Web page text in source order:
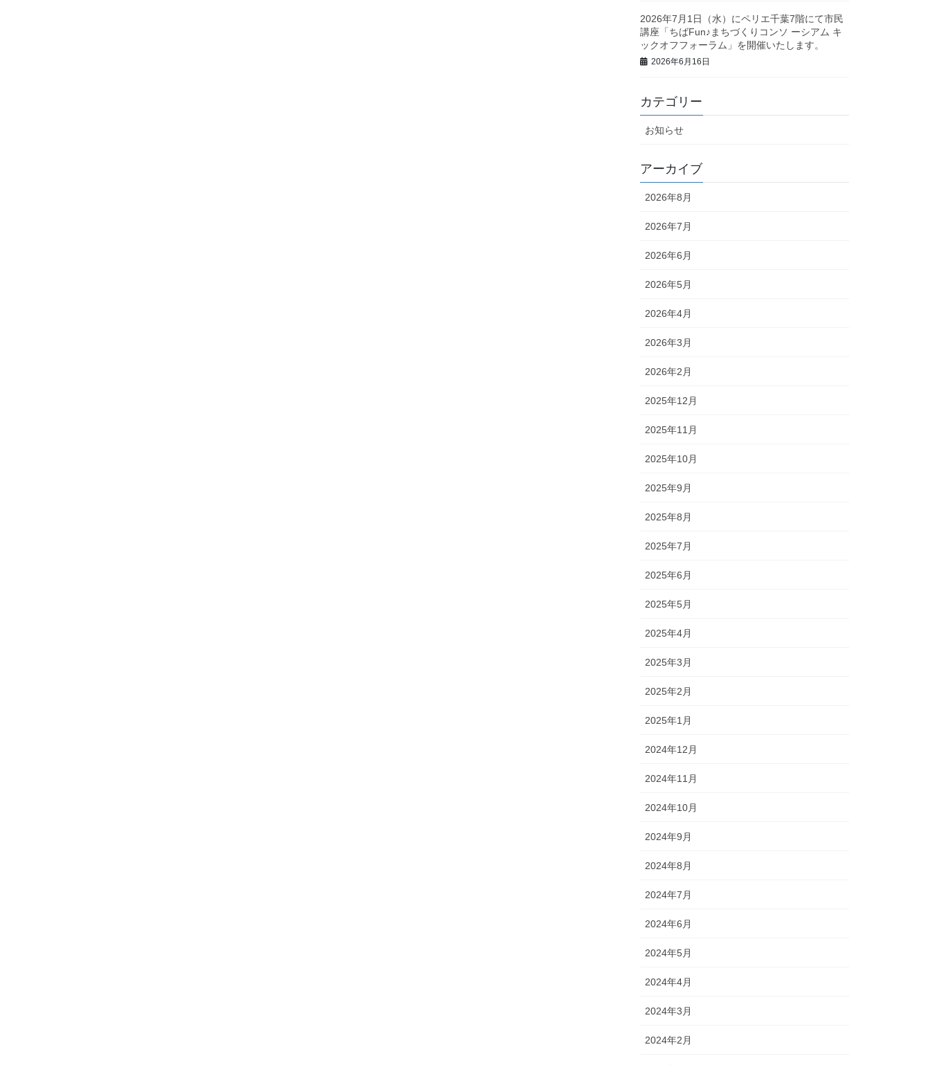
2026年7月1日（水）にペリエ千葉7階にて市民
講座「ちばFun♪まちづくりコンソ ーシアム キ
ックオフフォーラム」を開催いたします。
2026年6月16日
カテゴリー
お知らせ
アーカイブ
2026年8月
2026年7月
2026年6月
2026年5月
2026年4月
2026年3月
2026年2月
2025年12月
2025年11月
2025年10月
2025年9月
2025年8月
2025年7月
2025年6月
2025年5月
2025年4月
2025年3月
2025年2月
2025年1月
2024年12月
2024年11月
2024年10月
2024年9月
2024年8月
2024年7月
2024年6月
2024年5月
2024年4月
2024年3月
2024年2月